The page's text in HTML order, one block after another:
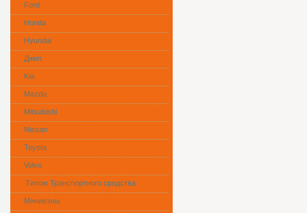
Ford
Honda
Hyundai
Джип
Kia
Mazda
Mitsubishi
Nissan
Toyota
Volvo
Типом Транспортного средства
Минивэны